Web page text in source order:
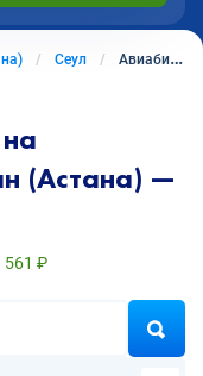
Сеул Авиабилеты из Нура-Султана (Астаны) в Сеул
(Астана) —
561 ₽